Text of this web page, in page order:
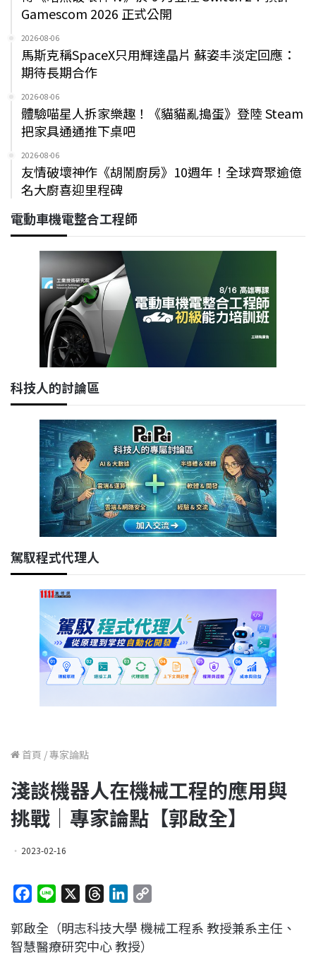
Gamescom 2026 正式公開
2026-08-06
馬斯克稱SpaceX只用輝達晶片 蘇姿丰淡定回應：
期待長期合作
2026-08-06
體驗喵星人拆家樂趣！《貓貓亂搗蛋》登陸 Steam
把家具通通推下桌吧
2026-08-06
友情破壞神作《胡鬧廚房》10週年！全球齊聚逾億
名大廚喜迎里程碑
電動車機電整合工程師
科技人的討論區
駕馭程式代理人